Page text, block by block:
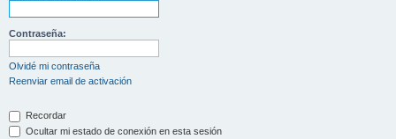
Contraseña:
Olvidé mi contraseña
Reenviar email de activación
Recordar
Ocultar mi estado de conexión en esta sesión